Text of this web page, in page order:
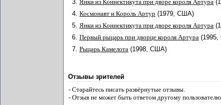
3. Янки из Коннектикута при дворе короля Артура
4. Космонавт и Король Артур (1979, США)
5. Янки из Коннектикута при дворе короля Артура
6. Первый рыцарь при дворце короля Артура
7. Рыцарь Камелота (1998, США)
Отзывы зрителей
- Старайтесь писать развёрнутые отзывы.
- Отзыв не может быть ответом другому